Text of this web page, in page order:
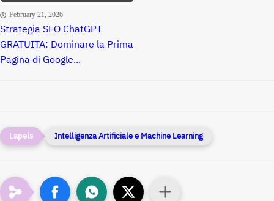
February 21, 2026
Strategia SEO ChatGPT
GRATUITA: Dominare la Prima
Pagina di Google...
Intelligenza Artificiale e Machine Learning